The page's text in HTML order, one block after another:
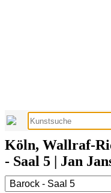
Köln, Wallraf-
- Saal 5 | Jan